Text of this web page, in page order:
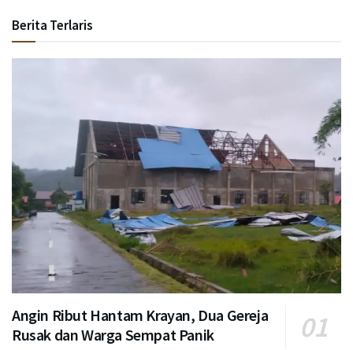
Berita Terlaris
Angin Ribut Hantam Krayan, Dua Gereja
Rusak dan Warga Sempat Panik